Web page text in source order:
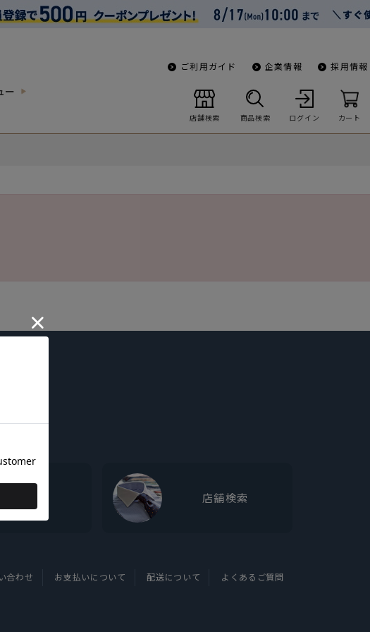
ー
ご利用ガイド 企業情報 採用情報
店舗検索 商品検索 ログイン カート
店舗検索
合わせ お支払いについて 配送について よくあるご質問